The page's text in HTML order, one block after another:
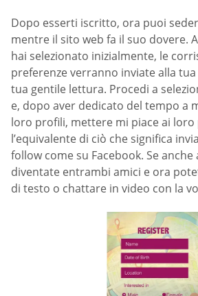
Dopo esserti iscritto, ora puoi
mentre il sito web fa il suo dovere.
hai selezionato inizialmente, le
preferenze verranno inviate alla
tua gentile lettura. Procedi a
e, dopo aver dedicato del tempo a
loro profili, mettere mi piace ai loro
l’equivalente di ciò che significa
follow come su Facebook. Se
diventate entrambi amici e ora
di testo o chattare in video con la